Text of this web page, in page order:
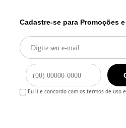
Cadastre-se para Promoções
Eu li e concordo com os termos de uso